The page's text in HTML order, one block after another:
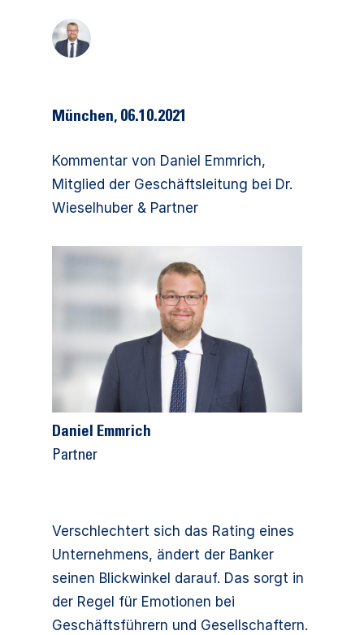
München, 06.10.2021
Kommentar von Daniel Emmrich,
Mitglied der Geschäftsleitung bei Dr.
Wieselhuber & Partner
Daniel Emmrich
Partner
Verschlechtert sich das Rating eines
Unternehmens, ändert der Banker
seinen Blickwinkel darauf. Das sorgt in
der Regel für Emotionen bei
Geschäftsführern und Gesellschaftern.